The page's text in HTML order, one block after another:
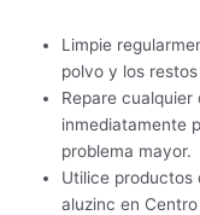
Limpie
polvo y los
Repare
inmediatamente
problema mayor.
Utilice productos
aluzinc en